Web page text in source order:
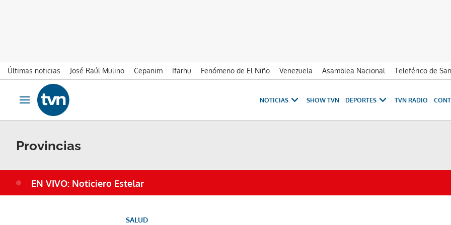
Últimas noticias José Raúl Mulino Cepanim Ifarhu Fenómeno de El Niño Venezuela Asamblea Nacional Teleférico de
Ir al contenido
Obrir navegació
NOTICIAS SHOW TVN DEPORTES TVN RADIO
Provincias
EN VIVO: Noticiero Estelar
SALUD